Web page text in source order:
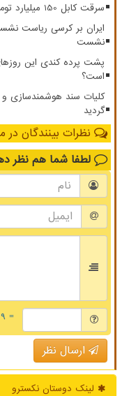
سرقت کابل 150 میلیارد تومان خسارت زد
ایران بر کرسی ریاست
نشست
پشت پرده کندی این
است؟
کلیات سند هوشمندسازی
گردید
نظرات بینندگان
لطفا شما هم نظر
= ۹ بعلاوه ۱
ارسال نظر
لینک دوستان نكسترو